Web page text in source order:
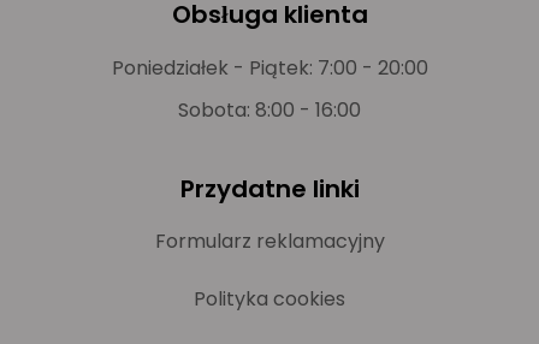
Obsługa klienta
Poniedziałek - Piątek: 7:00 - 20:00
Sobota: 8:00 - 16:00
Przydatne linki
Formularz reklamacyjny
Polityka cookies